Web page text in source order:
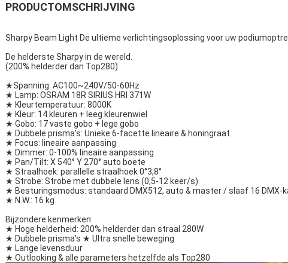
PRODUCTOMSCHRIJVING
Sharpy Beam Light De ultieme verlichtingsoplossing voor uw
De helderste Sharpy in de wereld.
(200% helderder dan Top280)
★Spanning: AC100~240V/50-60Hz
★ Lamp: OSRAM 18R SIRIUS HRI 371W
★ Kleurtemperatuur: 8000K
★ Kleur: 14 kleuren + leeg kleurenwiel
★ Gobo: 17 vaste gobo + lege gobo
★ Dubbele prisma's: Unieke 6-facette lineaire & honingraat.
★ Focus: lineaire aanpassing
★ Dimmer: 0-100% lineaire aanpassing
★ Pan/Tilt: X 540° Y 270° auto boete
★ Straalhoek: parallelle straalhoek 0°3,8°
★ Strobe: Strobe met dubbele lens (0,5-12 keer/s)
★ Besturingsmodus: standaard DMX512, auto & master / slaaf 16 DMX-
★ N.W.: 16 kg
Bijzondere kenmerken:
★ Hoge helderheid: 200% helderder dan straal 280W
★ Dubbele prisma's ★ Ultra snelle beweging
★ Lange levensduur
★ Outlooking & alle parameters hetzelfde als Top280